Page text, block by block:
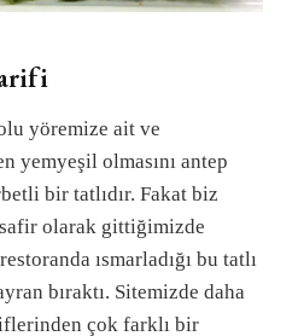
yöremize ait ve
yemyeşil olmasını antep
bir tatlıdır. Fakat biz
olarak gittiğimizde
ısmarladığı bu tatlı
bıraktı. Sitemizde daha
çok farklı bir